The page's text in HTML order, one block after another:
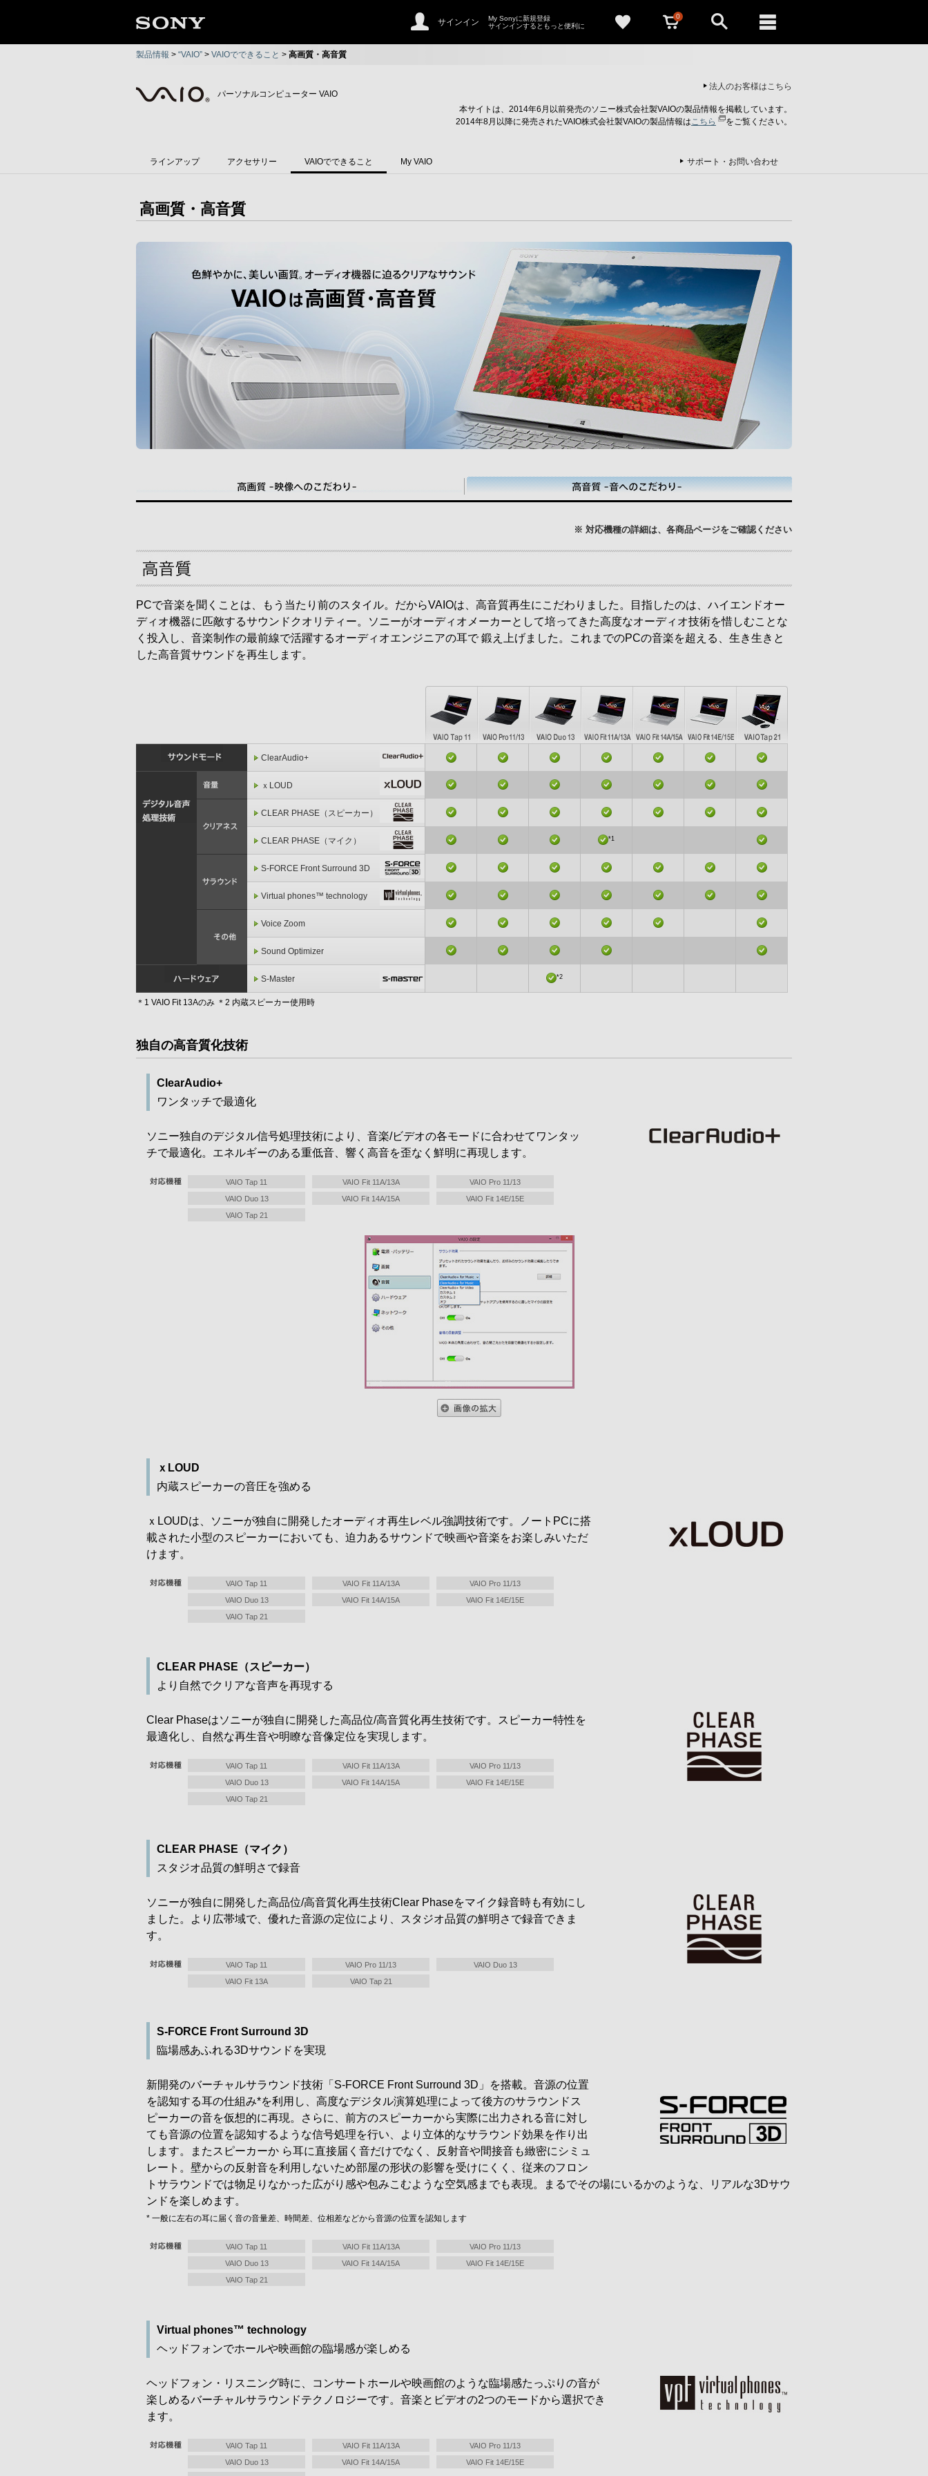
サインイン
My Sonyに新規登録
サインインするともっと便利に
0
製品情報 > “VAIO” > VAIOでできること > 高画質・高音質
パーソナルコンピューター VAIO
法人のお客様はこちら
本サイトは、2014年6月以前発売のソニー株式会社製VAIOの製品情報を掲載しています。
2014年8月以降に発売されたVAIO株式会社製VAIOの製品情報はこちら をご覧ください。
ラインアップ アクセサリー VAIOでできること My VAIO サポート・ お問い合わせ
高画質・高音質
※ 対応機種の詳細は、各商品ページをご確認ください
PCで音楽を聞くことは、もう当たり前のスタイル。だからVAIOは、高音質再生にこだわりました。目指したのは、ハイエンドオー
ディオ機器に匹敵するサウンドクオリティー。ソニーがオーディオメーカーとして培ってきた高度なオーディオ技術を惜しむことな
く投入し、音楽制作の最前線で活躍するオーディオエンジニアの耳で 鍛え上げました。これまでのPCの音楽を超える、生き生きと
した高音質サウンドを再生します。
ClearAudio+
ｘLOUD
CLEAR PHASE（スピーカー）
CLEAR PHASE（マイク） *1
S-FORCE Front Surround 3D
Virtual phones™ technology
Voice Zoom
Sound Optimizer
S-Master *2
＊1 VAIO Fit 13Aのみ ＊2 内蔵スピーカー使用時
独自の高音質化技術
ClearAudio+
ワンタッチで最適化
ソニー独自のデジタル信号処理技術により、音楽/ビデオの各モードに合わせてワンタッ
チで最適化。エネルギーのある重低音、響く高音を歪なく鮮明に再現します。
VAIO Tap 11 VAIO Fit 11A/13A
VAIO Pro 11/13
VAIO Duo 13
VAIO Fit 14A/15A
VAIO Fit 14E/15E
VAIO Tap 21
ｘLOUD
内蔵スピーカーの音圧を強める
ｘLOUDは、ソニーが独自に開発したオーディオ再生レベル強調技術です。ノートPCに搭
載された小型のスピーカーにおいても、迫力あるサウンドで映画や音楽をお楽しみいただ
けます。
VAIO Tap 11 VAIO Fit 11A/13A
VAIO Pro 11/13
VAIO Duo 13
VAIO Fit 14A/15A
VAIO Fit 14E/15E
VAIO Tap 21
CLEAR PHASE（スピーカー）
より自然でクリアな音声を再現する
Clear Phaseはソニーが独自に開発した高品位/高音質化再生技術です。スピーカー特性を
最適化し、自然な再生音や明瞭な音像定位を実現します。
VAIO Tap 11 VAIO Fit 11A/13A
VAIO Pro 11/13
VAIO Duo 13
VAIO Fit 14A/15A
VAIO Fit 14E/15E
VAIO Tap 21
CLEAR PHASE（マイク）
スタジオ品質の鮮明さで録音
ソニーが独自に開発した高品位/高音質化再生技術Clear Phaseをマイク録音時も有効にし
ました。より広帯域で、優れた音源の定位により、スタジオ品質の鮮明さで録音できま
す。
VAIO Tap 11 VAIO Pro 11/13
VAIO Duo 13
VAIO Fit 13A
VAIO Tap 21
S-FORCE Front Surround 3D
臨場感あふれる3Dサウンドを実現
新開発のバーチャルサラウンド技術「S-FORCE Front Surround 3D」を搭載。音源の位置
を認知する耳の仕組み*を利用し、高度なデジタル演算処理によって後方のサラウンドス
ピーカーの音を仮想的に再現。さらに、前方のスピーカーから実際に出力される音に対し
ても音源の位置を認知するような信号処理を行い、より立体的なサラウンド効果を作り出
します。またスピーカーか ら耳に直接届く音だけでなく、反射音や間接音も緻密にシミュ
レート。壁からの反射音を利用しないため部屋の形状の影響を受けにくく、従来のフロン
トサラウンドでは物足りなかった広がり感や包みこむような空気感までも表現。まるでその場にいるかのような、リアルな3Dサウ
ンドを楽しめます。
* 一般に左右の耳に届く音の音量差、時間差、位相差などから音源の位置を認知します
VAIO Tap 11 VAIO Fit 11A/13A
VAIO Pro 11/13
VAIO Duo 13
VAIO Fit 14A/15A
VAIO Fit 14E/15E
VAIO Tap 21
Virtual phones™ technology
ヘッドフォンでホールや映画館の臨場感が楽しめる
ヘッドフォン・リスニング時に、コンサートホールや映画館のような臨場感たっぷりの音が
楽しめるバーチャルサラウンドテクノロジーです。音楽とビデオの2つのモードから選択でき
ます。
VAIO Tap 11 VAIO Fit 11A/13A
VAIO Pro 11/13
VAIO Duo 13
VAIO Fit 14A/15A
VAIO Fit 14E/15E